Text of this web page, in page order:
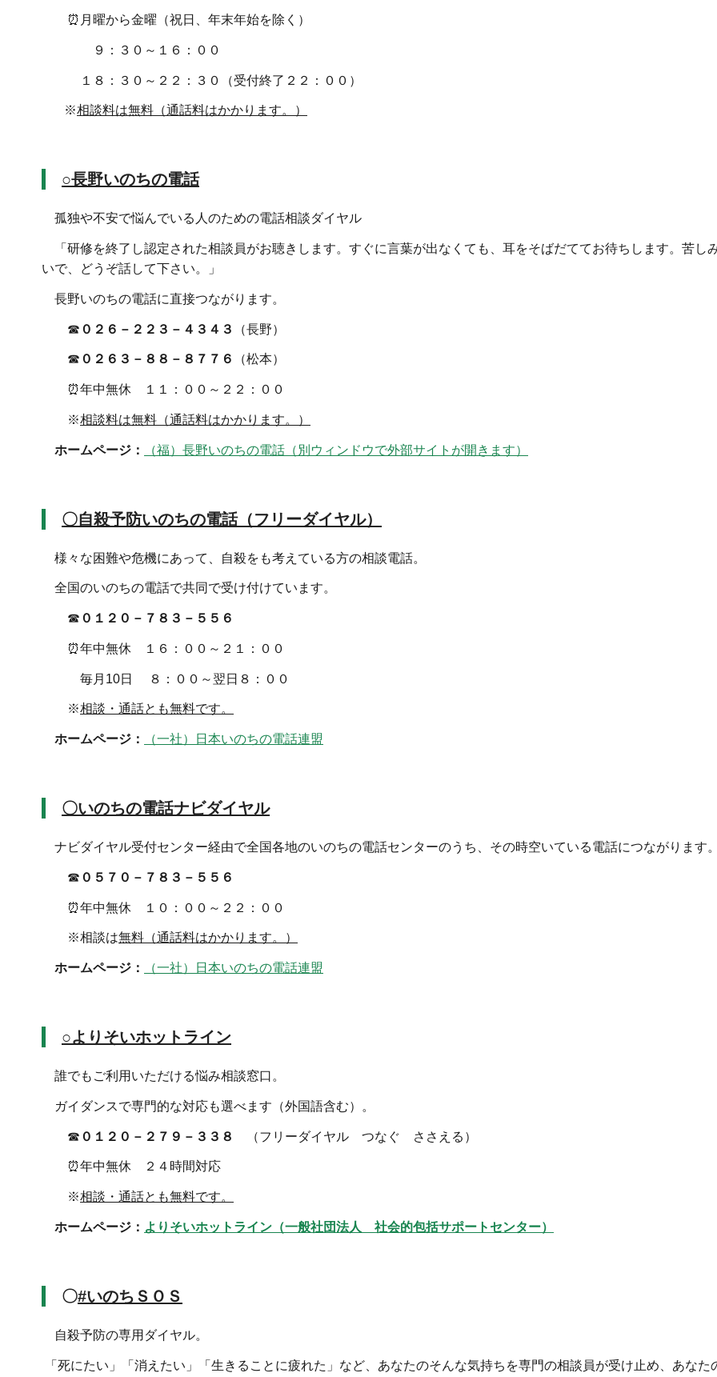
⏰月曜から金曜（祝日、年末年始を除く）
９：３０～１６：００
１８：３０～２２：３０（受付終了２２：００）
※相談料は無料（通話料はかかります。）
○長野いのちの電話
孤独や不安で悩んでいる人のための電話相談ダイヤル
「研修を終了し認定された相談員がお聴きします。すぐに言葉が出なくても、耳をそばだててお待ちします。苦し
いで、どうぞ話して下さい。」
長野いのちの電話に直接つながります。
☎ ０２６－２２３－４３４３ （長野）
☎ ０２６３－８８－８７７６ （松本）
⏰年中無休 １１：００～２２：００
※相談料は無料（通話料はかかります。）
ホームページ： （福）長野いのちの電話（別ウィンドウで外部サイトが開きます）
〇自殺予防いのちの電話（フリーダイヤル）
様々な困難や危機にあって、自殺をも考えている方の相談電話。
全国のいのちの電話で共同で受け付けています。
☎ ０１２０－７８３－５５６
⏰年中無休 １６：００～２１：００
毎月10日 ８：００～翌日８：００
※相談・通話とも無料です。
ホームページ： （一社）日本いのちの電話連盟
〇いのちの電話ナビダイヤル
ナビダイヤル受付センター経由で全国各地のいのちの電話センターのうち、その時空いている電話につながります。
☎ ０５７０－７８３－５５６
⏰年中無休 １０：００～２２：００
※相談は無料 （通話料はかかります。）
ホームページ： （一社）日本いのちの電話連盟
○よりそいホットライン
誰でもご利用いただける悩み相談窓口。
ガイダンスで専門的な対応も選べます（外国語含む）。
☎ ０１２０－２７９－３３８ （フリーダイヤル つなぐ ささえる）
⏰年中無休 ２４時間対応
※相談・通話とも無料です。
ホームページ： よりそいホットライン（一般社団法人 社会的包括サポートセンター）
〇#いのちＳＯＳ
自殺予防の専用ダイヤル。
「死にたい」「消えたい」「生きることに疲れた」など、あなたのそんな気持ちを専門の相談員が受け止め、あなた